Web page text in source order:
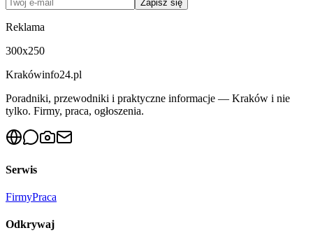
Zapisz się
Reklama
300x250
Krakówinfo24.pl
Poradniki, przewodniki i praktyczne informacje — Kraków i nie
tylko. Firmy, praca, ogłoszenia.
Serwis
FirmyPraca
Odkrywaj